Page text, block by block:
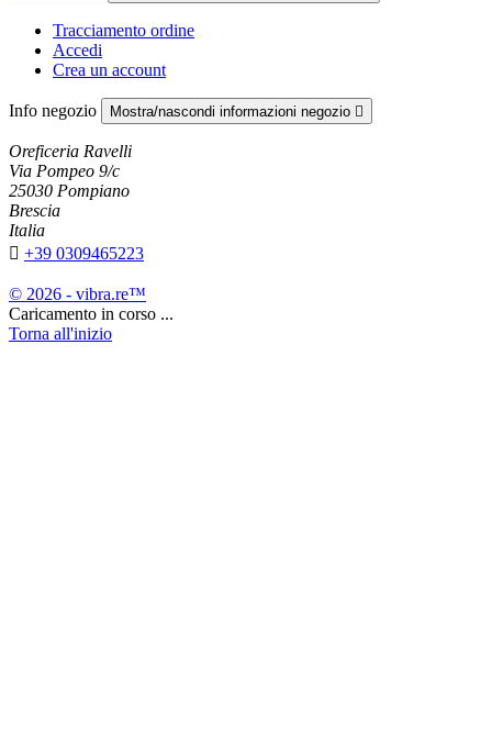
Tracciamento ordine
Accedi
Crea un account
Info negozio Mostra/nascondi informazioni negozio 
Oreficeria Ravelli
Via Pompeo 9/c
25030 Pompiano
Brescia
Italia
 +39 0309465223
© 2026 - vibra.re™
Caricamento in corso ...
Torna all'inizio